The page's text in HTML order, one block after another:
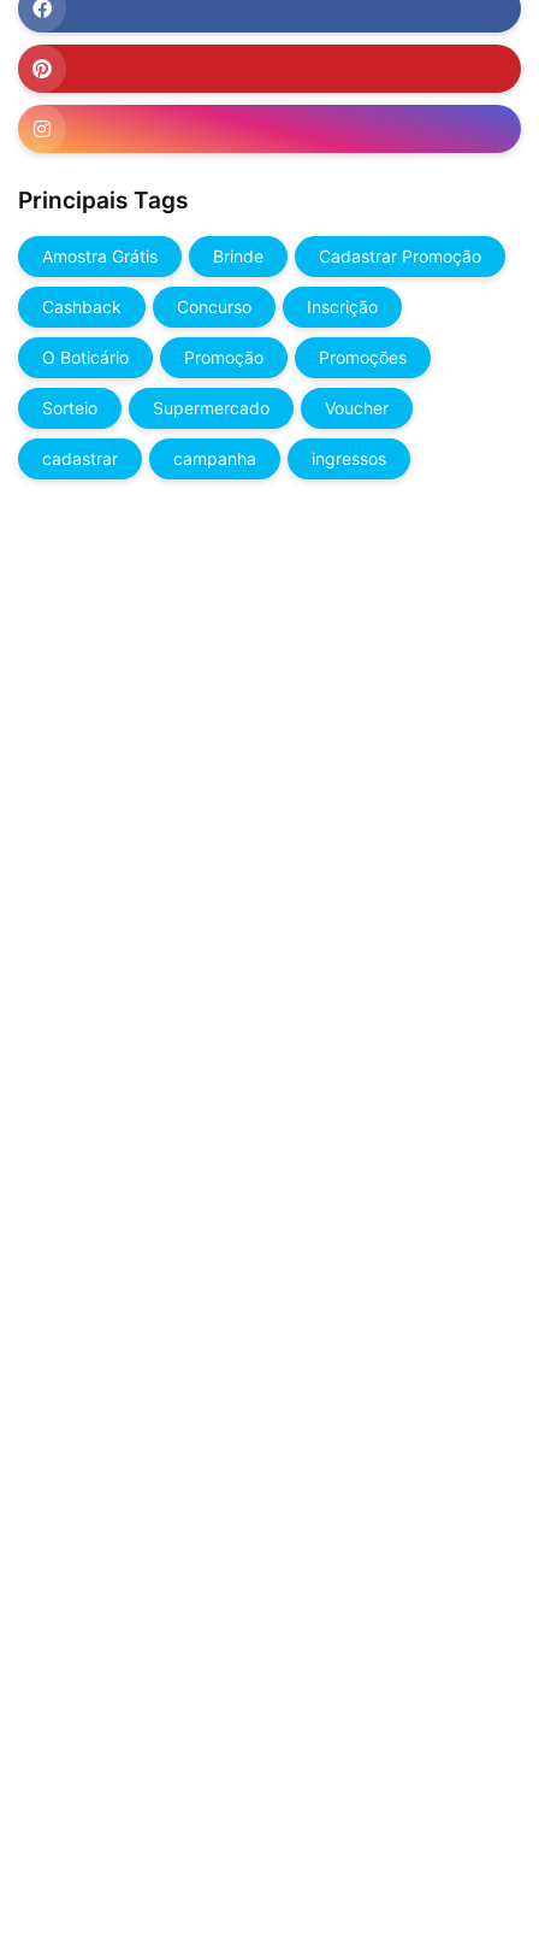
Principais Tags
Amostra Grátis Brinde Cadastrar Promoção
Cashback Concurso Inscrição
O Boticário Promoção Promoções
Sorteio Supermercado Voucher
cadastrar campanha ingressos